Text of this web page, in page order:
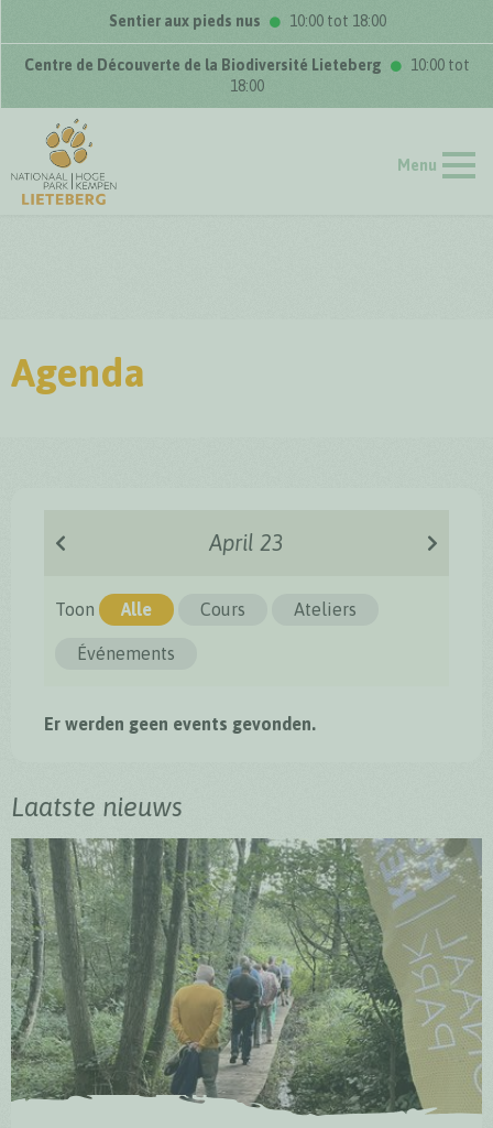
Sentier aux pieds nus 10:00 tot 18:00
Centre de Découverte de la Biodiversité Lieteberg
10:00 tot
18:00
Menu
Agenda
April 23
Toon Alle Cours Ateliers
Événements
Er werden geen events gevonden.
Laatste nieuws